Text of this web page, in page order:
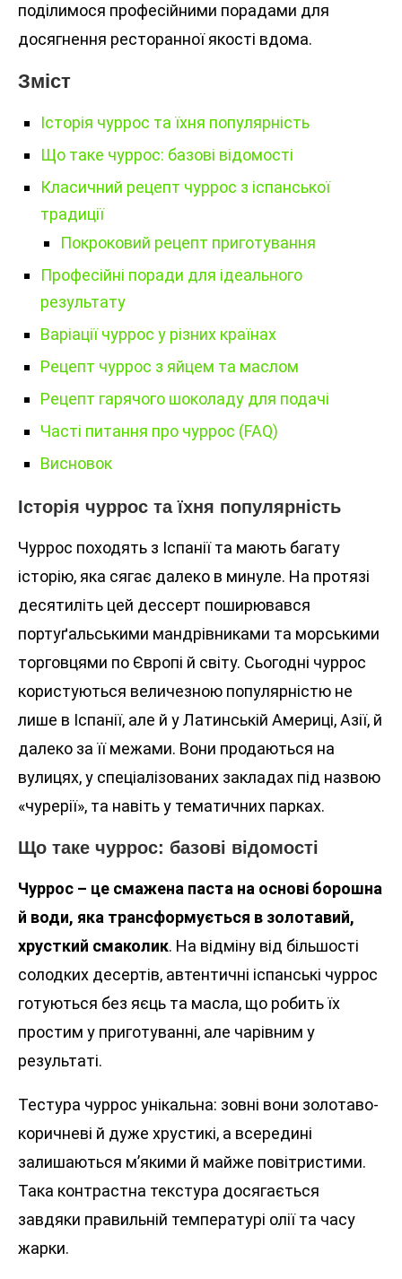
поділимося професійними порадами для
досягнення ресторанної якості вдома.
Зміст
Історія чуррос та їхня популярність
Що таке чуррос: базові відомості
Класичний рецепт чуррос з іспанської
традиції
Покроковий рецепт приготування
Професійні поради для ідеального
результату
Варіації чуррос у різних країнах
Рецепт чуррос з яйцем та маслом
Рецепт гарячого шоколаду для подачі
Часті питання про чуррос (FAQ)
Висновок
Історія чуррос та їхня популярність
Чуррос походять з Іспанії та мають багату
історію, яка сягає далеко в минуле. На протязі
десятиліть цей дессерт поширювався
портуґальськими мандрівниками та морськими
торговцями по Європі й світу. Сьогодні чуррос
користуються величезною популярністю не
лише в Іспанії, але й у Латинській Америці, Азії, й
далеко за її межами. Вони продаються на
вулицях, у спеціалізованих закладах під назвою
«чурерії», та навіть у тематичних парках.
Що таке чуррос: базові відомості
Чуррос – це смажена паста на основі борошна
й води, яка трансформується в золотавий,
хрусткий смаколик. На відміну від більшості
солодких десертів, автентичні іспанські чуррос
готуються без яєць та масла, що робить їх
простим у приготуванні, але чарівним у
результаті.
Тестура чуррос унікальна: зовні вони золотаво-
коричневі й дуже хрустикі, а всередині
залишаються м’якими й майже повітристими.
Така контрастна текстура досягається
завдяки правильній температурі олії та часу
жарки.